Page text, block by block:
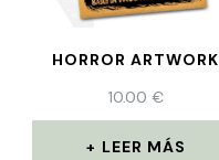
HORROR ARTWORK
10.00 €
LEER MÁS